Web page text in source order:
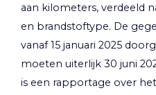
aan kilometers, verdeeld
en brandstoftype. De
vanaf 15 januari 2025
moeten uiterlijk 30 juni
is een rapportage over